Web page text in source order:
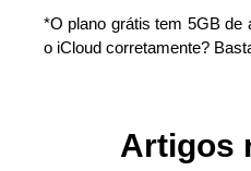
*O plano grátis tem 5GB de
o iCloud corretamente?
Artigos